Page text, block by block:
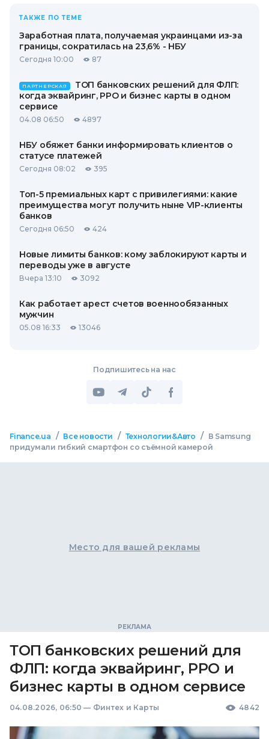
ТАКЖЕ ПО ТЕМЕ
Заработная плата, получаемая украинцами из-за
границы, сократилась на 23,6% - НБУ
Сегодня 10:00 87
ПАРТНЕРСКАЯ
ТОП банковских решений для ФЛП:
когда эквайринг, РРО и бизнес карты в одном
сервисе
04.08 06:50 4897
НБУ обяжет банки информировать клиентов о
статусе платежей
Сегодня 08:02 395
Топ-5 премиальных карт с привилегиями: какие
преимущества могут получить ныне VIP-клиенты
банков
Сегодня 06:50 424
Новые лимиты банков: кому заблокируют карты и
переводы уже в августе
Вчера 13:10 3092
Как работает арест счетов военнообязанных
мужчин
05.08 16:33 13046
Подпишитесь на нас
Finance.ua / Все новости / Технологии&Авто /
В Samsung
придумали гибкий смартфон со съёмной камерой
Место для вашей рекламы
ТОП банковских решений для
ФЛП: когда эквайринг, РРО и
бизнес карты в одном сервисе
04.08.2026, 06:50 — Финтех и Карты 4842